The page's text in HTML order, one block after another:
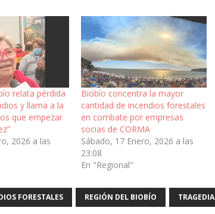
relata pérdida
y llama a la
que empezar
2026 a las
Biobío concentra la mayor
cantidad de incendios forestales
en combate por empresas
socias de CORMA
Sábado, 17 Enero, 2026 a las
23:08
En "Regional"
FORESTALES REGIÓN DEL BIOBÍO TRAGEDIA